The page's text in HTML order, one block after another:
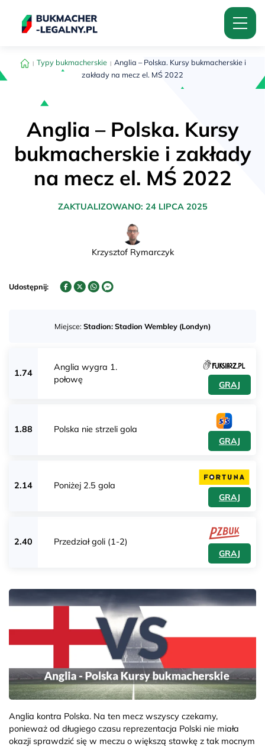
Typy bukmacherskie
Anglia – Polska. Kursy bukmacherskie i
zakłady na mecz el. MŚ 2022
Anglia – Polska. Kursy
bukmacherskie i zakłady
na mecz el. MŚ 2022
ZAKTUALIZOWANO: 24 LIPCA 2025
Krzysztof Rymarczyk
Udostępnij:
Miejsce: Stadion: Stadion Wembley (Londyn)
1.74
Anglia wygra 1.
połowę
GRAJ
1.88
Polska nie strzeli gola
GRAJ
2.14
Poniżej 2.5 gola
GRAJ
2.40
Przedział goli (1-2)
GRAJ
Anglia kontra Polska. Na ten mecz wszyscy czekamy,
ponieważ od długiego czasu reprezentacja Polski nie miała
okazji sprawdzić się w meczu o większą stawkę z tak mocnym